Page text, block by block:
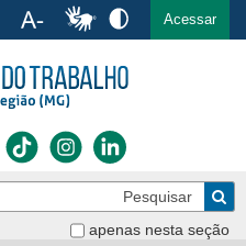
Ir para a busca Ir para o rodapé
Acessar
apenas nesta seção